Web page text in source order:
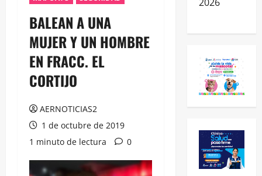
BALEAN A UNA
MUJER Y UN HOMBRE
EN FRACC. EL
CORTIJO
AERNOTICIAS2
1 de octubre de 2019
1 minuto de lectura
0